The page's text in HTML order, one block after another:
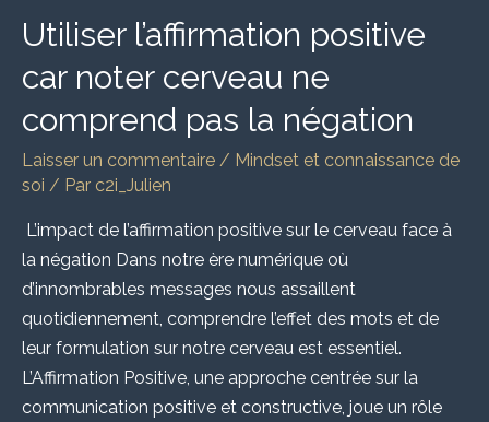
Utiliser l’affirmation positive
car noter cerveau ne
comprend pas la négation
Laisser un commentaire / Mindset et connaissance de
soi / Par c2i_Julien
L’impact de l’affirmation positive sur le cerveau face à
la négation Dans notre ère numérique où
d’innombrables messages nous assaillent
quotidiennement, comprendre l’effet des mots et de
leur formulation sur notre cerveau est essentiel.
L’Affirmation Positive, une approche centrée sur la
communication positive et constructive, joue un rôle
négation